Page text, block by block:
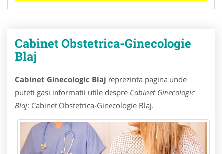
Cabinet Obstetrica-Ginecologie
Blaj
Cabinet Ginecologic Blaj reprezinta pagina unde
puteti gasi informatii utile despre Cabinet Ginecologic
Blaj: Cabinet Obstetrica-Ginecologie Blaj.